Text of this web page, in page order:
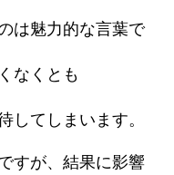
は魅力的な言葉で
なくとも
してしまいます。
すが、結果に影響